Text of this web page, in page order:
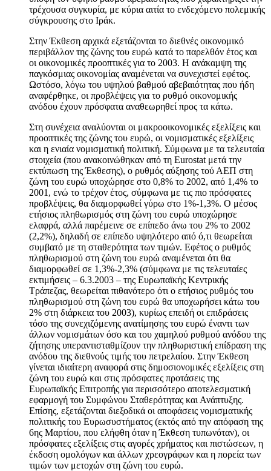
τρέχουσα συγκυρία, με κύρια αιτία το ενδεχόμενο πολεμικής
σύγκρουσης στο Ιράκ.
Στην Έκθεση αρχικά εξετάζονται το διεθνές οικονομικό
περιβάλλον της ζώνης του ευρώ κατά το παρελθόν έτος και
οι οικονομικές προοπτικές για το 2003. Η ανάκαμψη της
παγκόσμιας οικονομίας αναμένεται να συνεχιστεί εφέτος.
Ωστόσο, λόγω του υψηλού βαθμού αβεβαιότητας που ήδη
αναφέρθηκε, οι προβλέψεις για το ρυθμό οικονομικής
ανόδου έχουν πρόσφατα αναθεωρηθεί προς τα κάτω.
Στη συνέχεια αναλύονται οι μακροοικονομικές εξελίξεις και
προοπτικές της ζώνης του ευρώ, οι νομισματικές εξελίξεις
και η ενιαία νομισματική πολιτική. Σύμφωνα με τα τελευταία
στοιχεία (που ανακοινώθηκαν από τη Eurostat μετά την
εκτύπωση της Έκθεσης), ο ρυθμός αύξησης τού ΑΕΠ στη
ζώνη του ευρώ υποχώρησε στο 0,8% το 2002, από 1,4% το
2001, ενώ το τρέχον έτος, σύμφωνα με τις πιο πρόσφατες
προβλέψεις, θα διαμορφωθεί γύρω στο 1%-1,3%. Ο μέσος
ετήσιος πληθωρισμός στη ζώνη του ευρώ υποχώρησε
ελαφρά, αλλά παρέμεινε σε επίπεδο άνω του 2% το 2002
(2,2%), δηλαδή σε επίπεδο υψηλότερο από ό,τι θεωρείται
συμβατό με τη σταθερότητα των τιμών. Εφέτος ο ρυθμός
πληθωρισμού στη ζώνη του ευρώ αναμένεται ότι θα
διαμορφωθεί σε 1,3%-2,3% (σύμφωνα με τις τελευταίες
εκτιμήσεις – 6.3.2003 – της Ευρωπαϊκής Κεντρικής
Τράπεζας, θεωρείται πιθανότερο ότι ο ετήσιος ρυθμός του
πληθωρισμού στη ζώνη του ευρώ θα υποχωρήσει κάτω του
2% στη διάρκεια του 2003), κυρίως επειδή οι επιδράσεις
τόσο της συνεχιζόμενης ανατίμησης του ευρώ έναντι των
άλλων νομισμάτων όσο και του χαμηλού ρυθμού ανόδου της
ζήτησης υπεραντισταθμίζουν την πληθωριστική επίδραση της
ανόδου της διεθνούς τιμής του πετρελαίου. Στην Έκθεση
γίνεται ιδιαίτερη αναφορά στις δημοσιονομικές εξελίξεις στη
ζώνη του ευρώ και στις πρόσφατες προτάσεις της
Ευρωπαϊκής Επιτροπής για περισσότερο αποτελεσματική
εφαρμογή του Συμφώνου Σταθερότητας και Ανάπτυξης.
Επίσης, εξετάζονται διεξοδικά οι αποφάσεις νομισματικής
πολιτικής του Ευρωσυστήματος (εκτός από την απόφαση της
6ης Μαρτίου, που ελήφθη όταν η Έκθεση τυπωνόταν), οι
πρόσφατες εξελίξεις στις αγορές χρήματος και πιστώσεων, η
έκδοση ομολόγων και άλλων χρεογράφων και η πορεία των
τιμών των μετοχών στη ζώνη του ευρώ.